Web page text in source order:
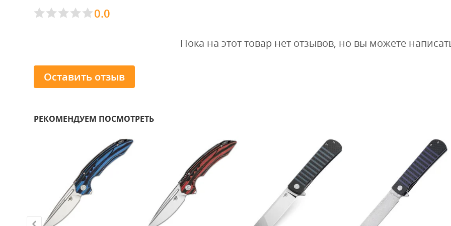
0.0
Пока на этот товар нет отзывов, но вы можете
Оставить отзыв
РЕКОМЕНДУЕМ ПОСМОТРЕТЬ